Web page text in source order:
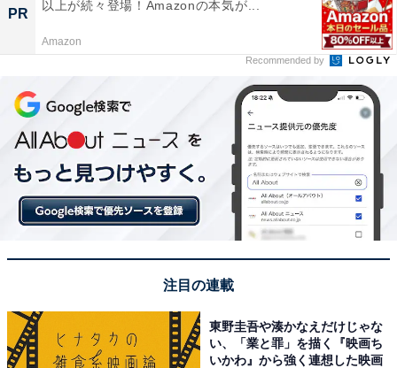
PR
以上が続々登場！Amazonの本気が...
Amazon
Recommended by
注目の連載
東野圭吾や湊かなえだけじゃな
い、「業と罪」を描く『映画ち
いかわ』から強く連想した映画